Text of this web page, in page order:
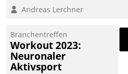
Andreas Lerchner
Branchentreffen
Workout 2023:
Neuronaler
Aktivsport